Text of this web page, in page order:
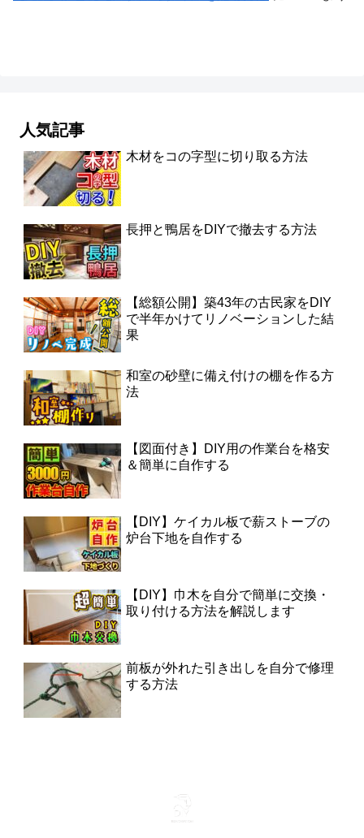
人気記事
木材をコの字型に切り取る方法
長押と鴨居をDIYで撤去する方法
【総額公開】築43年の古民家をDIY
で半年かけてリノベーションした結
果
和室の砂壁に備え付けの棚を作る方
法
【図面付き】DIY用の作業台を格安
＆簡単に自作する
【DIY】ケイカル板で薪ストーブの
炉台下地を自作する
【DIY】巾木を自分で簡単に交換・
取り付ける方法を解説します
前板が外れた引き出しを自分で修理
する方法